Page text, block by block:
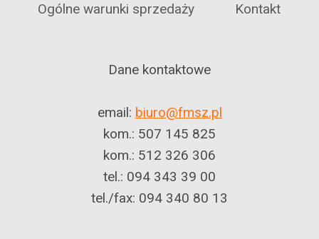
Ogólne warunki sprzedaży
Kontakt
Dane kontaktowe
email: biuro@fmsz.pl
kom.: 507 145 825
kom.: 512 326 306
tel.: 094 343 39 00
tel./fax: 094 340 80 13